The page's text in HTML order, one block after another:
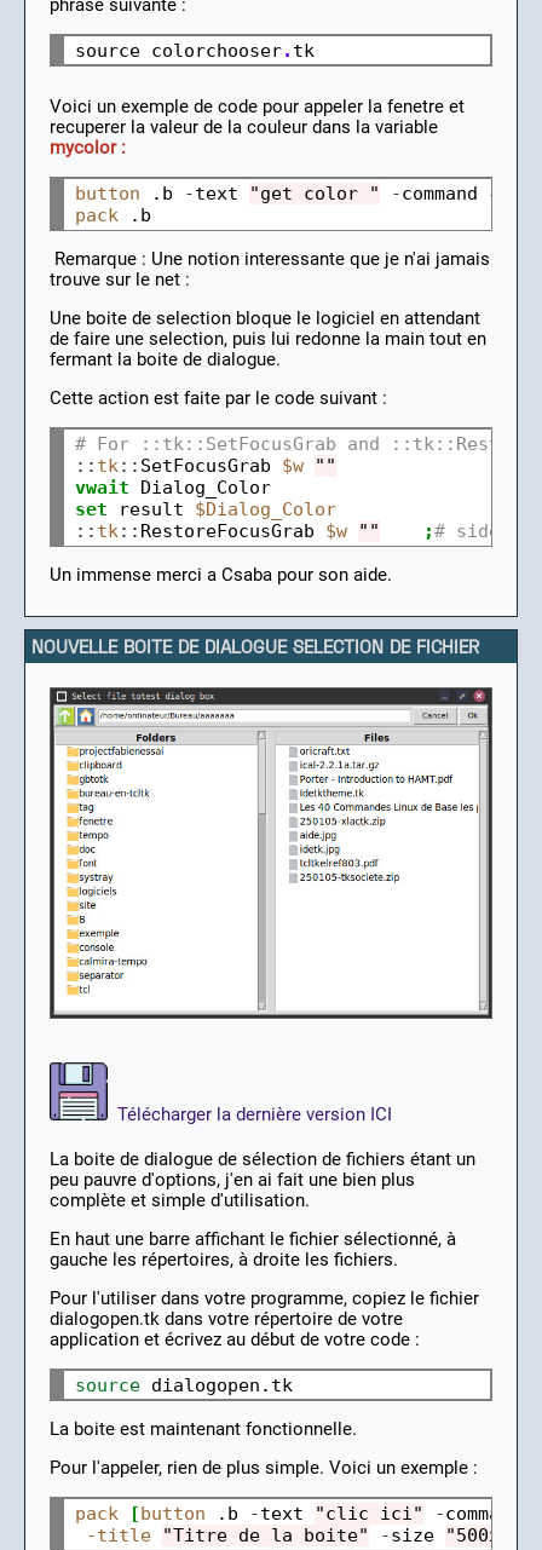
phrase suivante :
source colorchooser.
Voici un exemple de code pour appeler la fenetre et
recuperer la valeur de la couleur dans la variable
mycolor :
button .b -text "get color " -command {set
pack
Remarque : Une notion interessante que je n'ai jamais
trouve sur le net :
Une boite de selection bloque le logiciel en attendant
de faire une selection, puis lui redonne la main tout en
fermant la boite de dialogue.
Cette action est faite par le code suivant :
# For ::tk::SetFocusGrab and
:: tk:: SetFocusGrab $w
""
vwait
set result $Dialog_Color
:: tk:: RestoreFocusGrab $w "" ;# side
Un immense merci a Csaba pour son aide.
NOUVELLE BOITE DE DIALOGUE SELECTION DE FICHIER
Télécharger la dernière version ICI
La boite de dialogue de sélection de fichiers étant un
peu pauvre d'options, j'en ai fait une bien plus
complète et simple d'utilisation.
En haut une barre affichant le fichier sélectionné, à
gauche les répertoires, à droite les fichiers.
Pour l'utiliser dans votre programme, copiez le fichier
dialogopen.tk dans votre répertoire de votre
application et écrivez au début de votre code :
source
La boite est maintenant fonctionnelle.
Pour l'appeler, rien de plus simple. Voici un exemple :
pack [button .b -text "clic ici" -command
-title
"Titre de la boite" -size "500x500"